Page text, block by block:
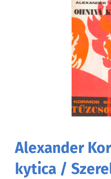
Alexander
kytica /